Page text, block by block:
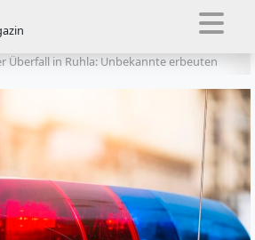
Überfall in Ruhla: Unbekannte erbeuten